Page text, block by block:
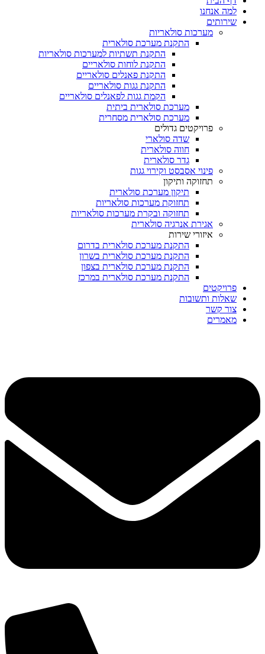
למה אנחנו
שירותים
מערכות סולאריות
התקנת מערכת סולארית
התקנת תשתיות למערכות סולאריות
התקנת לוחות סולאריים
התקנת פאנלים סולאריים
התקנת גגות סולאריים
הקמת גגות לפאנלים סולאריים
מערכת סולארית ביתית
מערכת סולארית מסחרית
פרויקטים גדולים
שדה סולארי
חווה סולארית
גדר סולארית
פינוי אסבסט וקירוי גגות
תחזוקה ותיקון
תיקון מערכת סולארית
תחזוקת מערכות סולאריות
תחזוקה ובקרת מערכות סולאריות
אגירת אנרגיה סולארית
איזורי שירות
התקנת מערכת סולארית בדרום
התקנת מערכת סולארית בשרון
התקנת מערכת סולארית בצפון
התקנת מערכת סולארית במרכז
פרויקטים
שאלות ותשובות
צור קשר
מאמרים